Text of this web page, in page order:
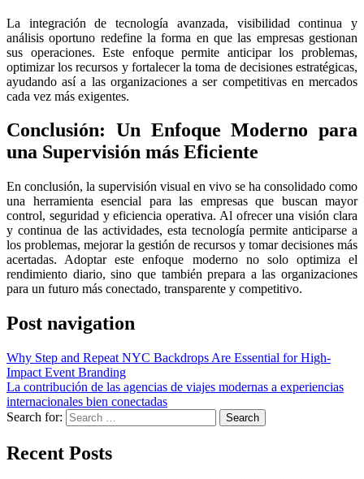
La integración de tecnología avanzada, visibilidad continua y
análisis oportuno redefine la forma en que las empresas gestionan
sus operaciones. Este enfoque permite anticipar los problemas,
optimizar los recursos y fortalecer la toma de decisiones estratégicas,
ayudando así a las organizaciones a ser competitivas en mercados
cada vez más exigentes.
Conclusión: Un Enfoque Moderno para
una Supervisión más Eficiente
En conclusión, la supervisión visual en vivo se ha consolidado como
una herramienta esencial para las empresas que buscan mayor
control, seguridad y eficiencia operativa. Al ofrecer una visión clara
y continua de las actividades, esta tecnología permite anticiparse a
los problemas, mejorar la gestión de recursos y tomar decisiones más
acertadas. Adoptar este enfoque moderno no solo optimiza el
rendimiento diario, sino que también prepara a las organizaciones
para un futuro más conectado, transparente y competitivo.
Post navigation
Why Step and Repeat NYC Backdrops Are Essential for High-
Impact Event Branding
La contribución de las agencias de viajes modernas a experiencias
internacionales bien conectadas
Search for:
Recent Posts